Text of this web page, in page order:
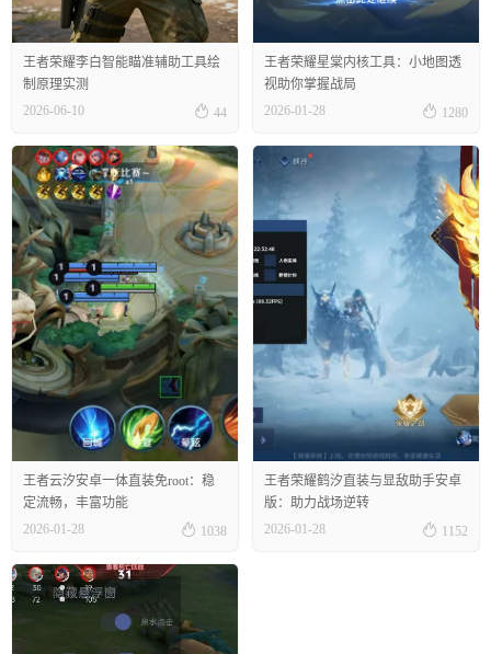
王者荣耀李白智能瞄准辅助工具绘
制原理实测
2026-06-10
 44
王者荣耀星棠内核工具：小地图透
视助你掌握战局
2026-01-28
 1280
王者云汐安卓一体直装免root：稳
定流畅，丰富功能
2026-01-28
 1038
王者荣耀鹤汐直装与显敌助手安卓
版：助力战场逆转
2026-01-28
 1152